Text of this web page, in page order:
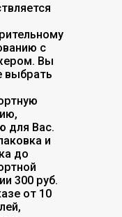
с
Вы
выбрать
для Вас.
и
до
300 руб.
от 10